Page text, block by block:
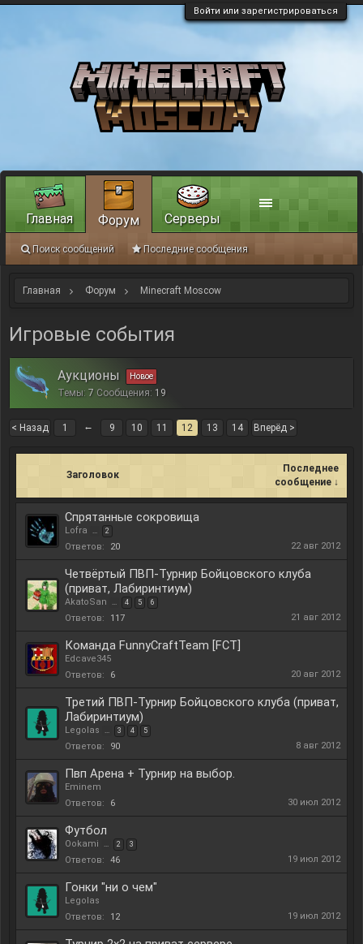
Войти или зарегистрироваться
Главная Форум Minecraft Moscow
Игровые события
Аукционы
Темы: 7 Сообщения: 19
< Назад 1 ← 9 10 11 12 13 14 Вперёд >
Заголовок
Последнее
сообщение ↓
Спрятанные сокровища
Lofra ... 2
Ответов: 20 22 авг 2012
Четвёртый ПВП-Турнир Бойцовского клуба
(приват, Лабиринтиум)
AkatoSan ... 4 5 6
Ответов: 117 21 авг 2012
Команда FunnyCraftTeam [FCT]
Edcave345
Ответов:
6 20 авг 2012
Третий ПВП-Турнир Бойцовского клуба (приват,
Лабиринтиум)
Legolas ... 3 4 5
Ответов: 90 8 авг 2012
Пвп Арена + Турнир на выбор.
Eminem
Ответов:
6 30 июл 2012
Футбол
Ookami ... 2 3
Ответов: 46 19 июл 2012
Гонки "ни о чем"
Legolas
Ответов:
12 19 июл 2012
Главная Форум
Поиск сообщений Последние сообщения
Серверы